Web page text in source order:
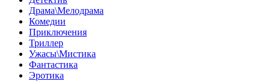
Драма\Мелодрама
Комедии
Приключения
Триллер
Ужасы\Мистика
Фантастика
Эротика